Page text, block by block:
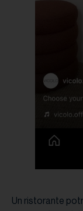
Un ristorante